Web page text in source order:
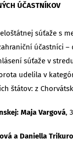
ÚČASTNÍKOV
súťaže s
účastníci
súťaže v
udelila v
štátov: z
Maja Vargová,
a Daniella